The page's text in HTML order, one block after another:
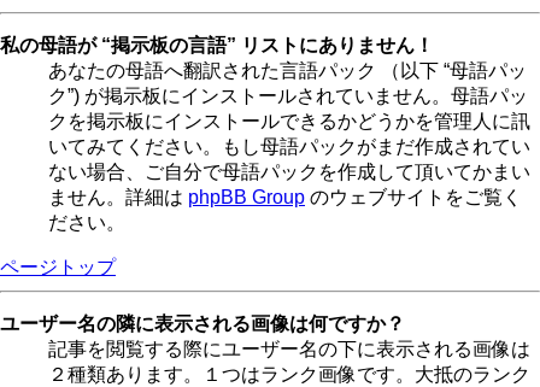
私の母語が “掲示板の言語” リストにありません！
あなたの母語へ翻訳された言語パック （以下 “母語パッ
ク”) が掲示板にインストールされていません。母語パッ
クを掲示板にインストールできるかどうかを管理人に訊
いてみてください。もし母語パックがまだ作成されてい
ない場合、ご自分で母語パックを作成して頂いてかまい
ません。詳細は phpBB Group のウェブサイトをご覧く
ださい。
ページトップ
ユーザー名の隣に表示される画像は何ですか？
記事を閲覧する際にユーザー名の下に表示される画像は
２種類あります。１つはランク画像です。大抵のランク